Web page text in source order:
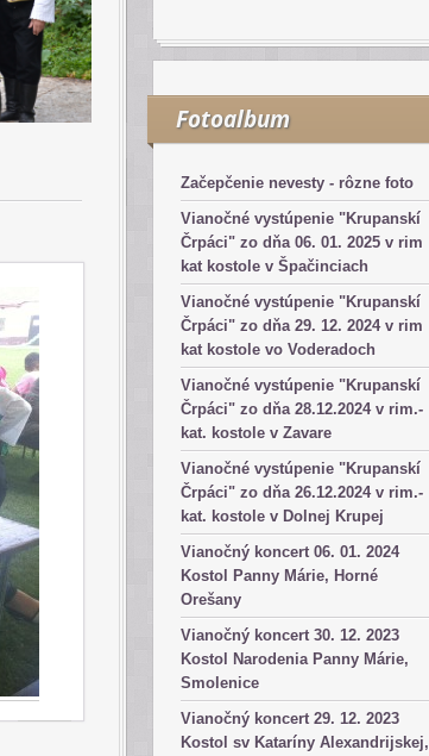
Fotoalbum
Začepčenie nevesty - rôzne foto
Vianočné vystúpenie "Krupanskí
Črpáci" zo dňa 06. 01. 2025 v rim
kat kostole v Špačinciach
Vianočné vystúpenie "Krupanskí
Črpáci" zo dňa 29. 12. 2024 v rim
kat kostole vo Voderadoch
Vianočné vystúpenie "Krupanskí
Črpáci" zo dňa 28.12.2024 v rim.-
kat. kostole v Zavare
Vianočné vystúpenie "Krupanskí
Črpáci" zo dňa 26.12.2024 v rim.-
kat. kostole v Dolnej Krupej
Vianočný koncert 06. 01. 2024
Kostol Panny Márie, Horné
Orešany
Vianočný koncert 30. 12. 2023
Kostol Narodenia Panny Márie,
Smolenice
Vianočný koncert 29. 12. 2023
Kostol sv Kataríny Alexandrijskej,